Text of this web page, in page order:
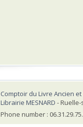
Comptoir du Livre Ancien
Librairie MESNARD -
Phone number :